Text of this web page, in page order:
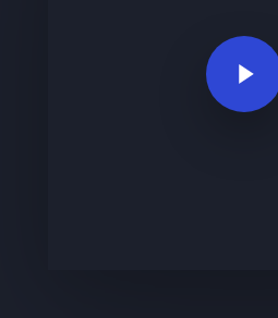
Play Video